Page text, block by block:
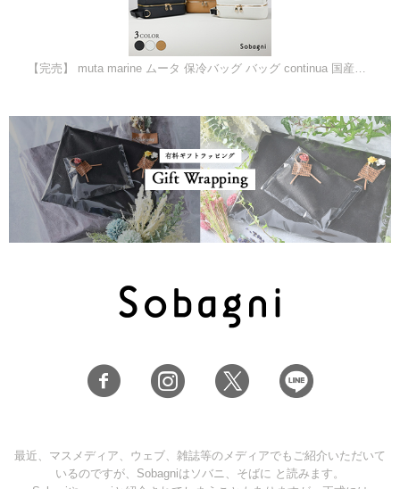
最近、マスメディア、ウェブ、雑誌等のメディアでもご紹介いただいて
いるのですが、Sobagniはソバニ、そばに と読みます。